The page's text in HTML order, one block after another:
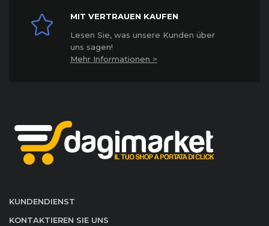
MIT VERTRAUEN KAUFEN
Lesen Sie, was unsere Kunden über
uns sagen!
Mehr Informationen >
KUNDENDIENST
KONTAKTIEREN SIE UNS